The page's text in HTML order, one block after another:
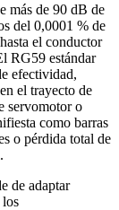
más de 90 dB de
del 0,0001 % de
el conductor
RG59 estándar
efectividad,
el trayecto de
servomotor o
como barras
o pérdida total de
de adaptar
los